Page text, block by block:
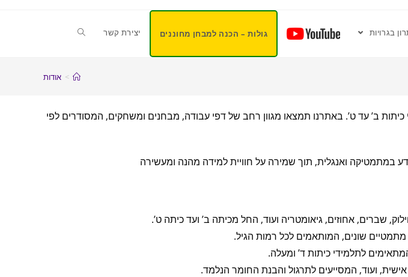
בגרויות גולות – הכנה למבחן מחוננים יצירת קשר
> אודות
ב’ עד ט’. באתרנו תמצאו מגוון רחב של דפי עבודה, מבחנים ומשחקים, המסודרים לפי
במתמטיקה ואנגלית, תוך שמירה על חוויית למידה מהנה ומעשירה
שברים, אחוזים, גיאומטריה ועוד, החל מכיתה ב’ ועד כיתה ט’.
שונים, המותאמים לכל רמות הגיל.
לתלמידי כיתות ד’ ומעלה.
ועוד, המסייעים לתרגול והבנת החומר הנלמד.